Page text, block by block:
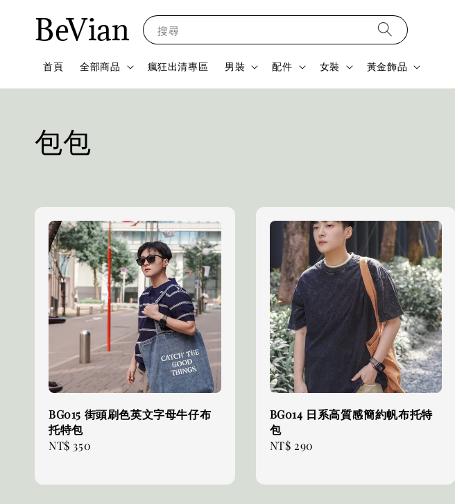
BeVian 搜尋
首頁 全部商品 瘋狂出清專區 男裝 配件 女裝 黃金飾品
包包
BG015 街頭刷色英文字母牛仔布
托特包
Regular
NT$ 350
BG014 日系高質感簡約帆布托特
包
Regular
NT$ 290